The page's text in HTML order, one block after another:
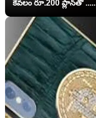
కేవలం రూ.200 ప్లాన్‌తో .....